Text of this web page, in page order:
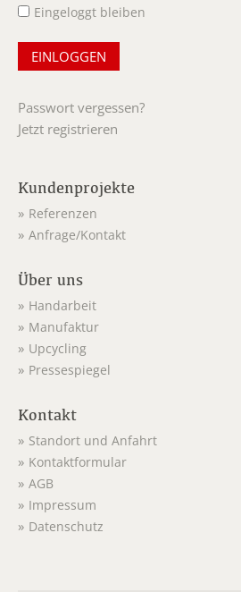
Eingeloggt bleiben
Passwort vergessen?
Jetzt registrieren
Kundenprojekte
Referenzen
Anfrage/Kontakt
Über uns
Handarbeit
Manufaktur
Upcycling
Pressespiegel
Kontakt
Standort und Anfahrt
Kontaktformular
AGB
Impressum
Datenschutz